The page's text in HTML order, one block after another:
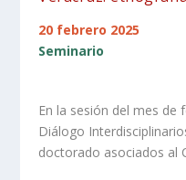
20 febrero 2025
Seminario
En la sesión del mes de
Diálogo
doctorado asociados al